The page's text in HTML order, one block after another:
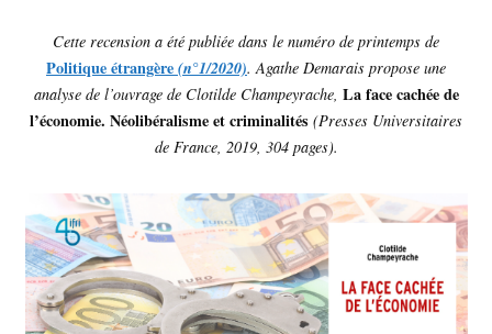
Cette recension a été publiée dans le numéro de printemps de
Politique étrangère (n°1/2020). Agathe Demarais propose une
analyse de l’ouvrage de Clotilde Champeyrache, La face cachée de
l’économie. Néolibéralisme et criminalités (Presses Universitaires
de France, 2019, 304 pages).